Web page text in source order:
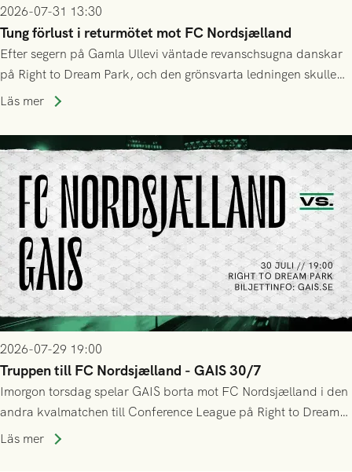
2026-07-31 13:30
Tung förlust i returmötet mot FC Nordsjælland
Efter segern på Gamla Ullevi väntade revanschsugna danskar
på Right to Dream Park, och den grönsvarta ledningen skulle
upphöra efter mindre än kvarten spelad. På lika mark visade
tennissiffror och det grönsvarta europaäventyret tog slut.
Läs mer
2026-07-29 19:00
Truppen till FC Nordsjælland - GAIS 30/7
Imorgon torsdag spelar GAIS borta mot FC Nordsjælland i den
andra kvalmatchen till Conference League på Right to Dream
Park! Fredrik Holmberg och ledarstaben har tagit ut följande
Läs mer